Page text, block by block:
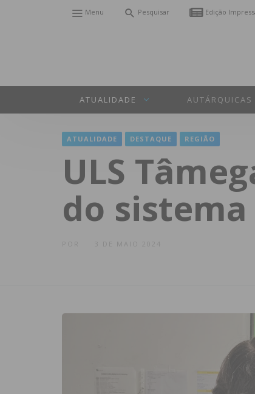
Menu Pesquisar Edição
ATUALIDADE AUTÁRQUICAS
ATUALIDADE DESTAQUE REGIÃO
ULS
do
3 DE MAIO 2024